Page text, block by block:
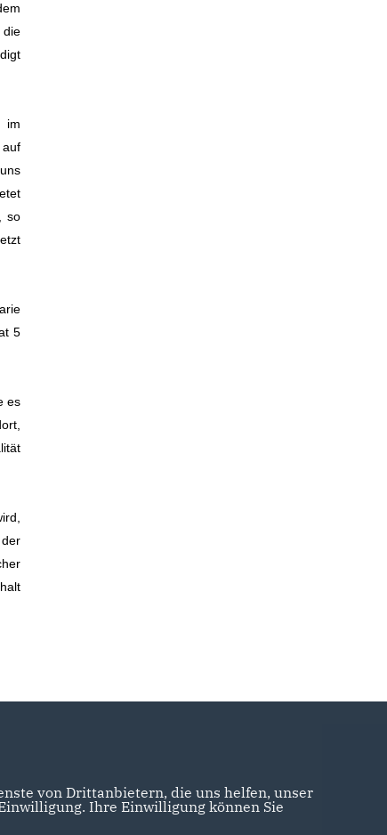
die
im
so
5
es
von Drittanbietern, die uns helfen, unser
Ihre Einwilligung können Sie